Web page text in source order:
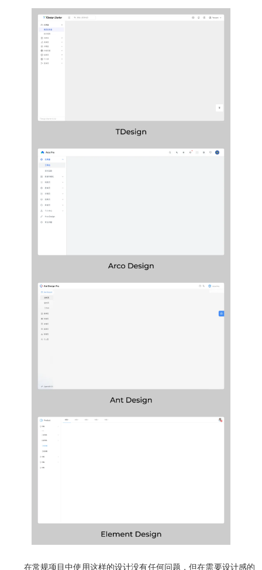
在常规项目中使用这样的设计没有任何问题，但在需要设计感的